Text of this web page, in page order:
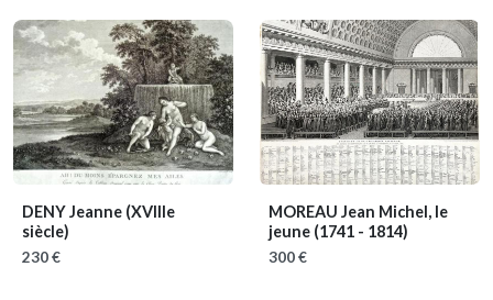
DENY Jeanne (XVIIIe
siècle)
230 €
MOREAU Jean Michel, le
jeune (1741 - 1814)
300 €